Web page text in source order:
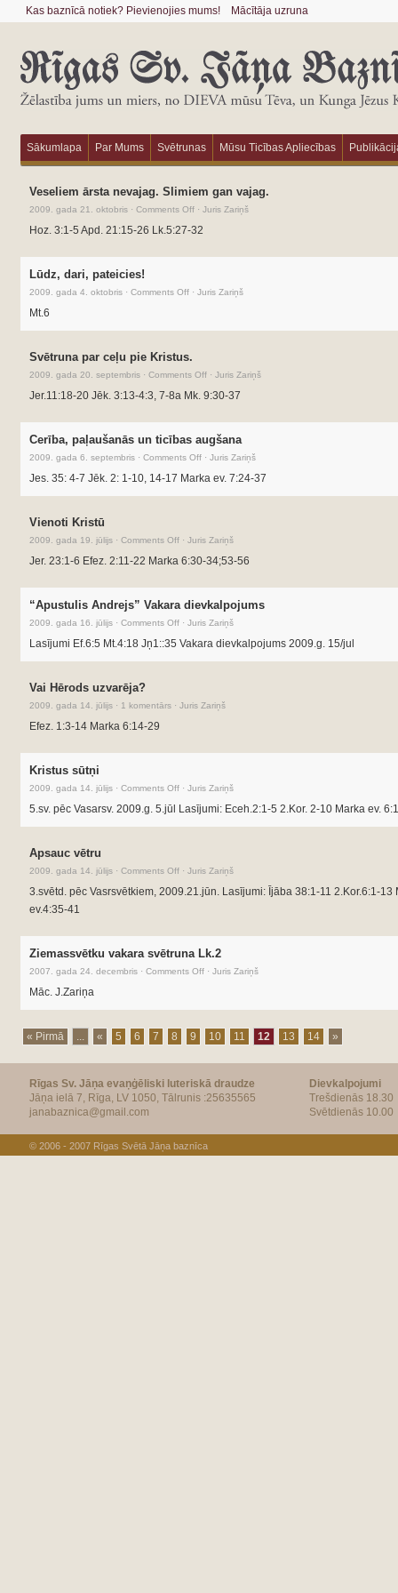
Kas baznīcā notiek? Pievienojies mums! Mācītāja uzruna
Sākumlapa Par Mums Svētrunas Mūsu Ticības Apliecības
Veseliem ārsta nevajag. Slimiem gan vajag.
2009. gada 21. oktobris · Comments Off · Juris Zariņš
Hoz. 3:1-5 Apd. 21:15-26 Lk.5:27-32
Lūdz, dari, pateicies!
2009. gada 4. oktobris · Comments Off · Juris Zariņš
Mt.6
Svētruna par ceļu pie Kristus.
2009. gada 20. septembris · Comments Off · Juris Zariņš
Jer.11:18-20 Jēk. 3:13-4:3, 7-8a Mk. 9:30-37
Cerība, paļaušanās un ticības augšana
2009. gada 6. septembris · Comments Off · Juris Zariņš
Jes. 35: 4-7 Jēk. 2: 1-10, 14-17 Marka ev. 7:24-37
Vienoti Kristū
2009. gada 19. jūlijs · Comments Off · Juris Zariņš
Jer. 23:1-6 Efez. 2:11-22 Marka 6:30-34;53-56
“Apustulis Andrejs” Vakara dievkalpojums
2009. gada 16. jūlijs · Comments Off · Juris Zariņš
Lasījumi Ef.6:5 Mt.4:18 Jņ1::35 Vakara dievkalpojums 2009.g. 15/jul
Vai Hērods uzvarēja?
2009. gada 14. jūlijs · 1 komentārs · Juris Zariņš
Efez. 1:3-14 Marka 6:14-29
Kristus sūtņi
2009. gada 14. jūlijs · Comments Off · Juris Zariņš
5.sv. pēc Vasarsv. 2009.g. 5.jūl Lasījumi: Eceh.2:1-5 2.Kor. 2-10 Marka ev.
Apsauc vētru
2009. gada 14. jūlijs · Comments Off · Juris Zariņš
3.svētd. pēc Vasrsvētkiem, 2009.21.jūn. Lasījumi: Ījāba 38:1-11 2.Kor.6:1-13
ev.4:35-41
Ziemassvētku vakara svētruna Lk.2
2007. gada 24. decembris · Comments Off · Juris Zariņš
Māc. J.Zariņa
« Pirmā ... « 5 6 7 8 9 10 11 12 13 14 »
Rīgas Sv. Jāņa evaņģēliski luteriskā draudze
Jāņa ielā 7, Rīga, LV 1050, Tālrunis :25635565
janabaznica@gmail.com
Dievkalpojumi
Trešdienās 18.30
Svētdienās 10.00
© 2006 - 2007 Rīgas Svētā Jāņa baznīca